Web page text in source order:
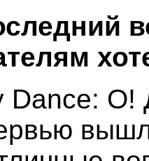
Dance: О!